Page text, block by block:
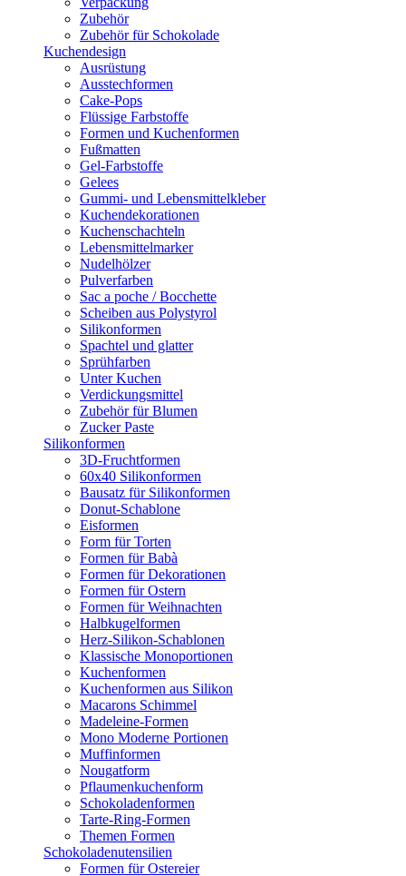
Zubehör
Zubehör für Schokolade
Kuchendesign
Ausrüstung
Ausstechformen
Cake-Pops
Flüssige Farbstoffe
Formen und Kuchenformen
Fußmatten
Gel-Farbstoffe
Gelees
Gummi- und Lebensmittelkleber
Kuchendekorationen
Kuchenschachteln
Lebensmittelmarker
Nudelhölzer
Pulverfarben
Sac a poche / Bocchette
Scheiben aus Polystyrol
Silikonformen
Spachtel und glatter
Sprühfarben
Unter Kuchen
Verdickungsmittel
Zubehör für Blumen
Zucker Paste
Silikonformen
3D-Fruchtformen
60x40 Silikonformen
Bausatz für Silikonformen
Donut-Schablone
Eisformen
Form für Torten
Formen für Babà
Formen für Dekorationen
Formen für Ostern
Formen für Weihnachten
Halbkugelformen
Herz-Silikon-Schablonen
Klassische Monoportionen
Kuchenformen
Kuchenformen aus Silikon
Macarons Schimmel
Madeleine-Formen
Mono Moderne Portionen
Muffinformen
Nougatform
Pflaumenkuchenform
Schokoladenformen
Tarte-Ring-Formen
Themen Formen
Schokoladenutensilien
Formen für Ostereier